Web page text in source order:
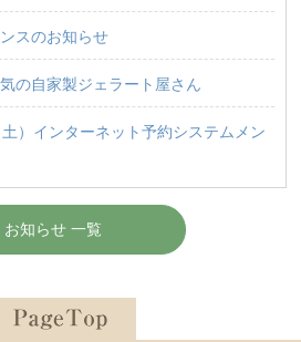
スのお知らせ
の自家製ジェラート屋さん
土）インターネット予約システムメン
お知らせ 一覧